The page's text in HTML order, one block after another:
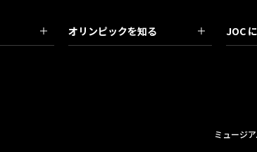
オリンピックを知る JOC
ミュージ